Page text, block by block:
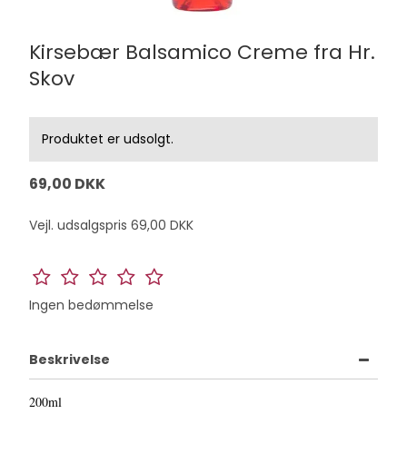
Kirsebær Balsamico Creme fra Hr.
Skov
Produktet er udsolgt.
69,00 DKK
Vejl. udsalgspris 69,00 DKK
Ingen bedømmelse
Beskrivelse
200ml